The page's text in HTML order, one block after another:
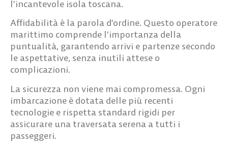
l’incantevole isola toscana.
Affidabilità è la parola d’ordine. Questo operatore
marittimo comprende l’importanza della
puntualità, garantendo arrivi e partenze secondo
le aspettative, senza inutili attese o
complicazioni.
La sicurezza non viene mai compromessa. Ogni
imbarcazione è dotata delle più recenti
tecnologie e rispetta standard rigidi per
assicurare una traversata serena a tutti i
passeggeri.